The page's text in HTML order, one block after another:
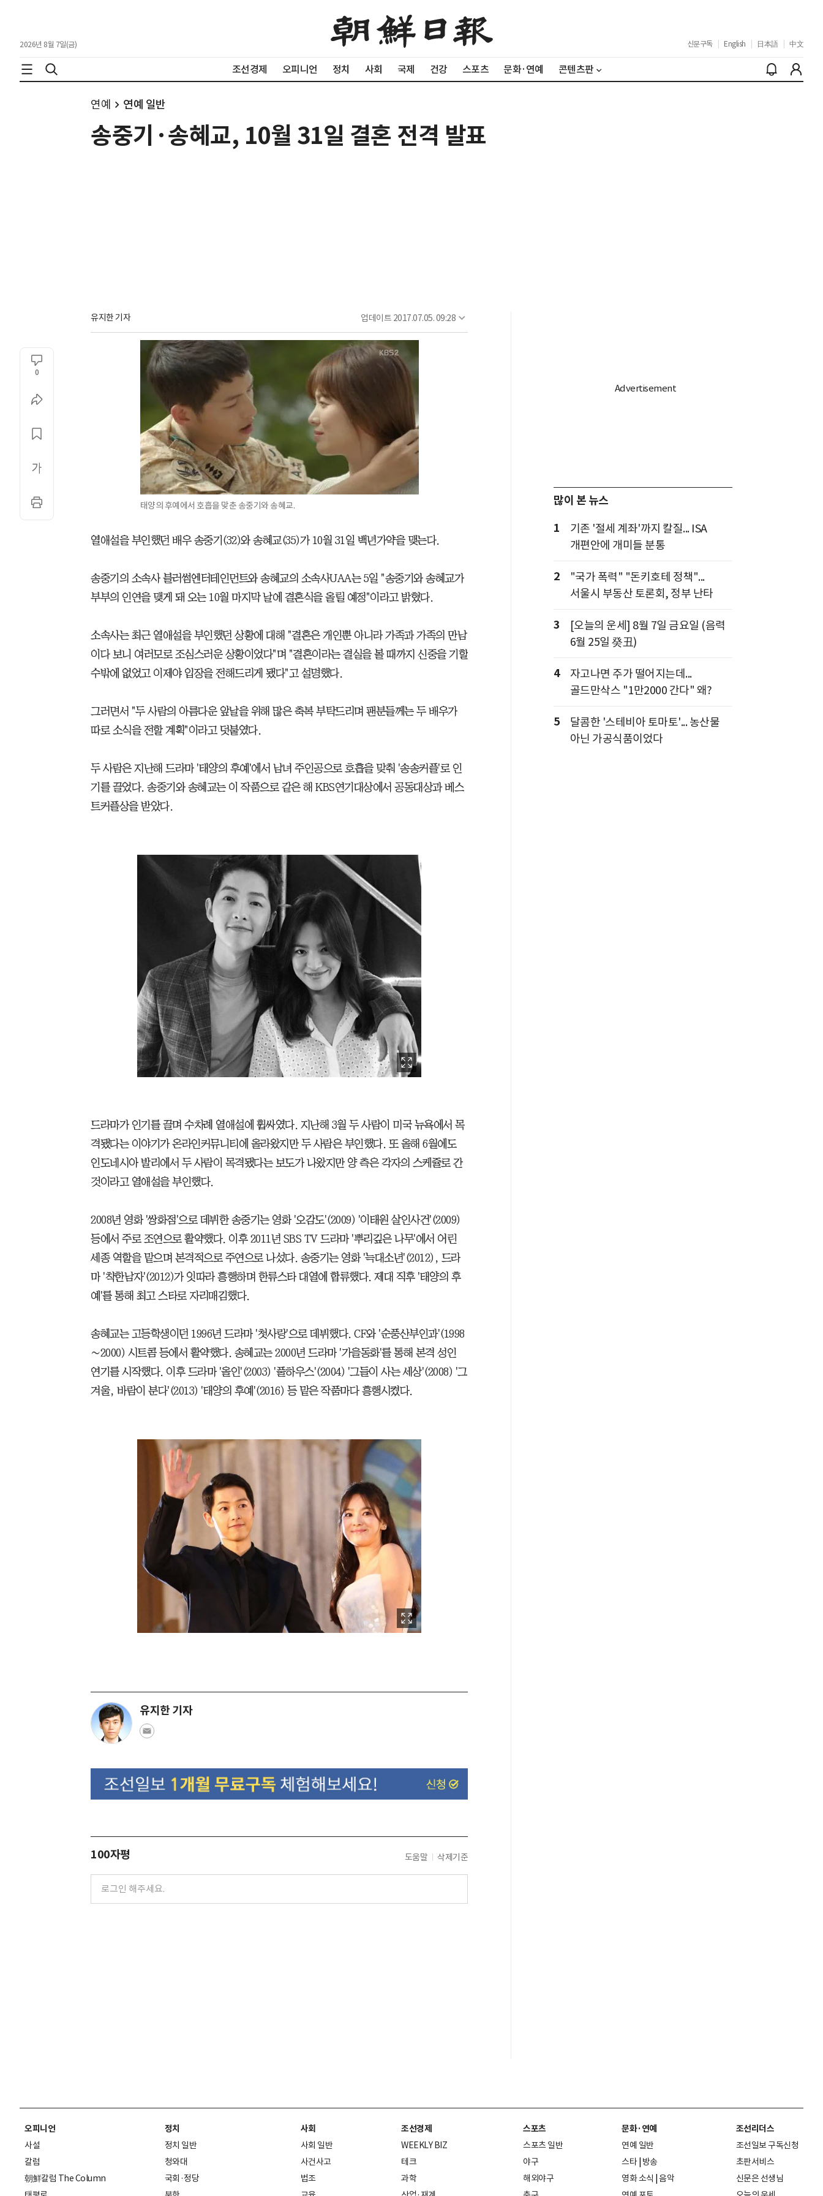
2026년 8월 7일(금) 신문구독 English 日本語 中文
조선경제 오피니언 정치 사회 국제 건강 스포츠 문화·연예 콘텐츠판
연예 연예 일반
송중기·송혜교, 10월 31일 결혼 전격 발표
유지한 기자 업데이트 2017.07.05. 09:28
0
태양의 후예에서 호흡을 맞춘 송중기와 송혜교.
열애설을 부인했던 배우 송중기(32)와 송혜교(35)가 10월 31일 백년가약을 맺는다.
송중기의 소속사 블러썸엔터테인먼트와 송혜교의 소속사UAA는 5일 "송중기와 송혜교가
부부의 인연을 맺게 돼 오는 10월 마지막 날에 결혼식을 올릴 예정"이라고 밝혔다.
소속사는 최근 열애설을 부인했던 상황에 대해 "결혼은 개인뿐 아니라 가족과 가족의 만남
이다 보니 여러모로 조심스러운 상황이었다"며 "결혼이라는 결실을 볼 때까지 신중을 기할
수밖에 없었고 이제야 입장을 전해드리게 됐다"고 설명했다.
그러면서 "두 사람의 아름다운 앞날을 위해 많은 축복 부탁드리며 팬분들께는 두 배우가
따로 소식을 전할 계획"이라고 덧붙였다.
두 사람은 지난해 드라마 '태양의 후예'에서 남녀 주인공으로 호흡을 맞춰 '송송커플'로 인
기를 끌었다. 송중기와 송혜교는 이 작품으로 같은 해 KBS연기대상에서 공동대상과 베스
트커플상을 받았다.
드라마가 인기를 끌며 수차례 열애설에 휩싸였다. 지난해 3월 두 사람이 미국 뉴욕에서 목
격됐다는 이야기가 온라인커뮤니티에 올라왔지만 두 사람은 부인했다. 또 올해 6월에도
인도네시아 발리에서 두 사람이 목격됐다는 보도가 나왔지만 양 측은 각자의 스케쥴로 간
것이라고 열애설을 부인했다.
2008년 영화 '쌍화점'으로 데뷔한 송중기는 영화 '오감도'(2009) '이태원 살인사건'(2009)
등에서 주로 조연으로 활약했다. 이후 2011년 SBS TV 드라마 '뿌리깊은 나무'에서 어린
세종 역할을 맡으며 본격적으로 주연으로 나섰다. 송중기는 영화 '늑대소년'(2012), 드라
마 '착한남자'(2012)가 잇따라 흥행하며 한류스타 대열에 합류했다. 제대 직후 '태양의 후
예'를 통해 최고 스타로 자리매김했다.
송혜교는 고등학생이던 1996년 드라마 '첫사랑'으로 데뷔했다. CF와 '순풍산부인과'(1998
∼2000) 시트콤 등에서 활약했다. 송혜교는 2000년 드라마 '가을동화'를 통해 본격 성인
연기를 시작했다. 이후 드라마 '올인'(2003) '풀하우스'(2004) '그들이 사는 세상'(2008) '그
겨울, 바람이 분다'(2013) '태양의 후예'(2016) 등 맡은 작품마다 흥행시켰다.
유지한 기자
100자평 도움말 삭제기준
많이 본 뉴스
1
기존 '절세 계좌'까지 칼질... ISA
개편안에 개미들 분통
2
"국가 폭력" "돈키호테 정책"...
서울시 부동산 토론회, 정부 난타
3
[오늘의 운세] 8월 7일 금요일 (음력
6월 25일 癸丑)
4
자고나면 주가 떨어지는데...
골드만삭스 "1만2000 간다" 왜?
5
달콤한 '스테비아 토마토'... 농산물
아닌 가공식품이었다
오피니언
사설
칼럼
朝鮮칼럼 The Column
정치
정치 일반
청와대
국회·정당
사회
사회 일반
사건사고
법조
조선경제
WEEKLY BIZ
테크
과학
스포츠
스포츠 일반
야구
해외야구
문화·연예
연예 일반
스타 방송
영화 소식 음악
조선리더스
조선일보 구독신청
초판서비스
신문은 선생님